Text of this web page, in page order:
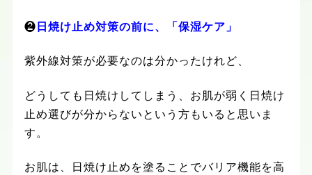
❷日焼け止め対策の前に、「保湿ケア」
紫外線対策が必要なのは分かったけれど、
どうしても日焼けしてしまう、お肌が弱く日焼け
止め選びが分からないという方もいると思いま
す。
お肌は、日焼け止めを塗ることでバリア機能を高